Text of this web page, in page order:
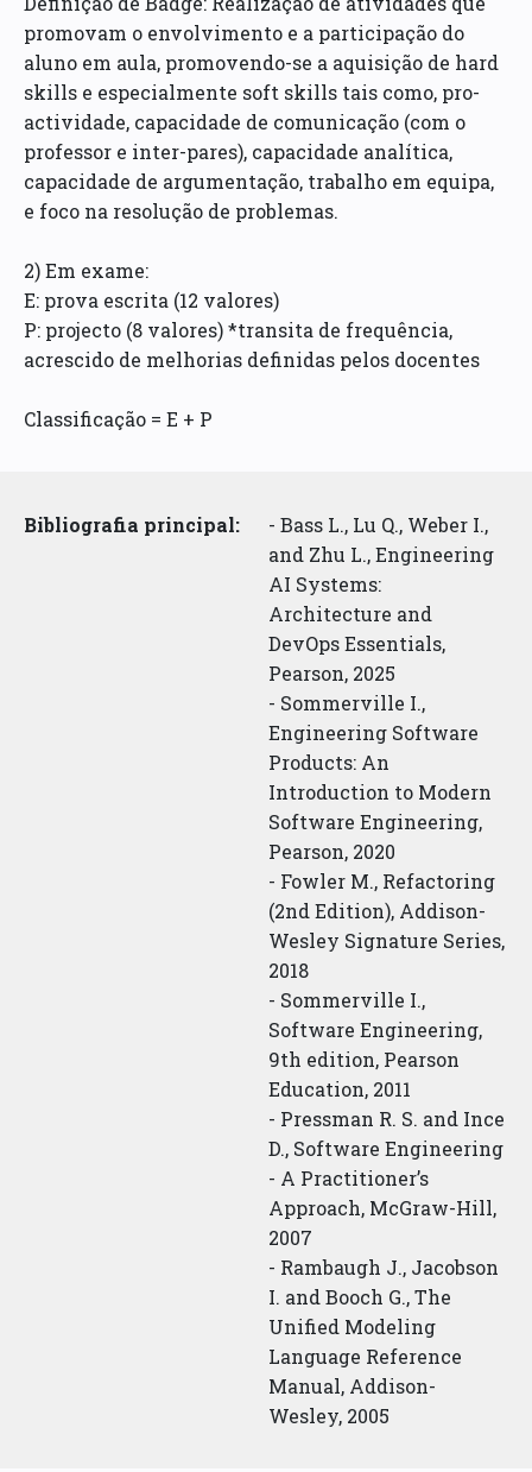
promovam o envolvimento e a participação do
aluno em aula, promovendo-se a aquisição de hard
skills e especialmente soft skills tais como, pro-
actividade, capacidade de comunicação (com o
professor e inter-pares), capacidade analítica,
capacidade de argumentação, trabalho em equipa,
e foco na resolução de problemas.
2) Em exame:
E: prova escrita (12 valores)
P: projecto (8 valores) *transita de frequência,
acrescido de melhorias definidas pelos docentes
Classificação = E + P
Bibliografia principal:
- Bass L., Lu Q., Weber I.,
and Zhu L., Engineering
AI Systems:
Architecture and
DevOps Essentials,
Pearson, 2025
- Sommerville I.,
Engineering Software
Products: An
Introduction to Modern
Software Engineering,
Pearson, 2020
- Fowler M., Refactoring
(2nd Edition), Addison-
Wesley Signature Series,
2018
- Sommerville I.,
Software Engineering,
9th edition, Pearson
Education, 2011
- Pressman R. S. and Ince
D., Software Engineering
- A Practitioner’s
Approach, McGraw-Hill,
2007
- Rambaugh J., Jacobson
I. and Booch G., The
Unified Modeling
Language Reference
Manual, Addison-
Wesley, 2005